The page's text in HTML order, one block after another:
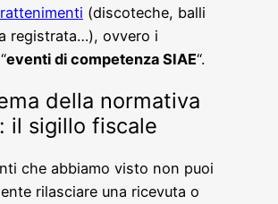
(discoteche, balli
registrata…), ovvero i
eventi di competenza SIAE“.
della normativa
il sigillo fiscale
che abbiamo visto non puoi
rilasciare una ricevuta o